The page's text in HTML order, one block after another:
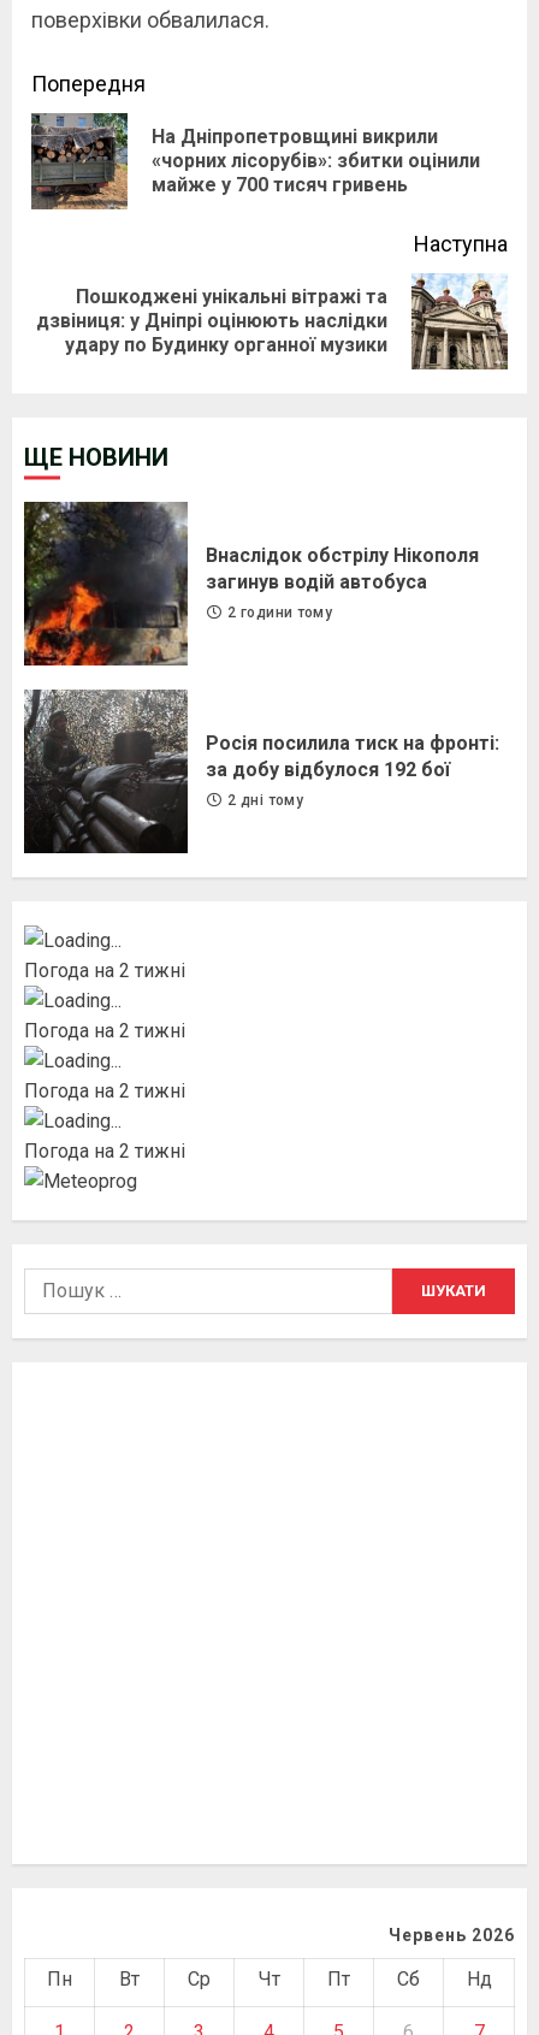
поверхівки обвалилася.
Continue
Reading
Попередня
На Дніпропетровщині викрили
«чорних лісорубів»: збитки оцінили
майже у 700 тисяч гривень
Наступна
Next
post:
Пошкоджені унікальні вітражі та
дзвіниця: у Дніпрі оцінюють наслідки
удару по Будинку органної музики
ЩЕ НОВИНИ
Внаслідок обстрілу Нікополя
загинув водій автобуса
2 години тому
Росія посилила тиск на фронті:
за добу відбулося 192 бої
2 дні тому
Погода на 2 тижні
Погода на 2 тижні
Погода на 2 тижні
Погода на 2 тижні
Пошук:
Червень 2026
Пн Вт Ср Чт Пт Сб Нд